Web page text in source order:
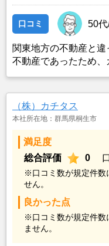
口コミ 50
関東地方の不動産と
不動産であったため
も空き家の状態で不
を決めた。
（株）カチタス
本社所在地：群馬県桐生市
満足度
総合評価
0
※口コミ数が規定件数
せん。
良かった点
※口コミ数が規定件数
ません。